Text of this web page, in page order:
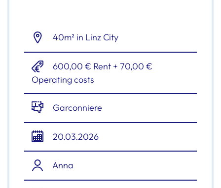
40m² in Linz City
600,00 € Rent + 70,00 €
Operating costs
Garconniere
20.03.2026
Anna